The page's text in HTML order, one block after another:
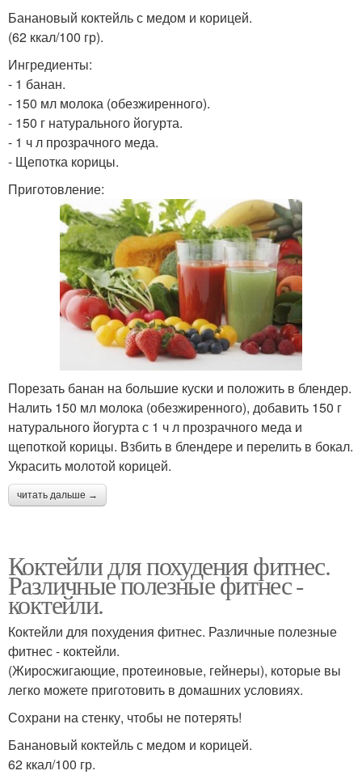
Соевый коктейль
Фруктово-злаковый
коктейль
Полезные коктейли Готовые коктейли
Домашние коктейли Зеленый коктейль
Кефирный коктейль Овощной коктейль
Напитки для похудения
Спортивные коктейли
Коктейль на овсяных
хлопьях
Протеиновые коктейли
Коктейль для роста
похудения
Банановый коктейль с медом и корицей.
(62 ккал/100 гр).
Ингредиенты:
- 1 банан.
- 150 мл молока (обезжиренного).
- 150 г натурального йогурта.
- 1 ч л прозрачного меда.
- Щепотка корицы.
Приготовление:
Порезать банан на большие куски и положить в блендер.
Налить 150 мл молока (обезжиренного), добавить 150 г
натурального йогурта с 1 ч л прозрачного меда и
щепоткой корицы. Взбить в блендере и перелить в бокал.
Украсить молотой корицей.
читать дальше →
Коктейли для похудения фитнес.
Различные полезные фитнес -
коктейли.
Коктейли для похудения фитнес. Различные полезные
фитнес - коктейли.
(Жиросжигающие, протеиновые, гейнеры), которые вы
легко можете приготовить в домашних условиях.
Сохрани на стенку, чтобы не потерять!
Банановый коктейль с медом и корицей.
62 ккал/100 гр.